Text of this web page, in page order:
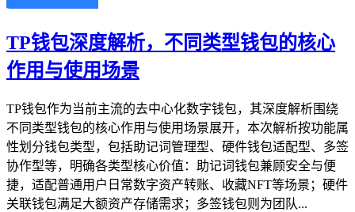
TP钱包深度解析，不同类型钱包的核心
作用与使用场景
TP钱包作为当前主流的去中心化数字钱包，其深度解析围绕
不同类型钱包的核心作用与使用场景展开，本次解析按功能属
性划分钱包类型，包括助记词管理型、硬件钱包适配型、多签
协作型等，明确各类型核心价值：助记词钱包兼顾安全与便
捷，适配普通用户日常数字资产转账、收藏NFT等场景；硬件
关联钱包满足大额资产存储需求；多签钱包则为团队...